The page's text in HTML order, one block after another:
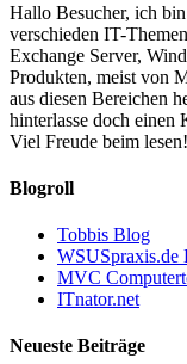
Hallo Besucher, ich
verschieden IT-
Exchange Server,
Produkten, meist von
aus diesen Bereichen
hinterlasse doch einen
Viel Freude beim lesen!
Blogroll
Tobbis Blog
WSUSpraxis.de
MVC
ITnator.net
Neueste Beiträge